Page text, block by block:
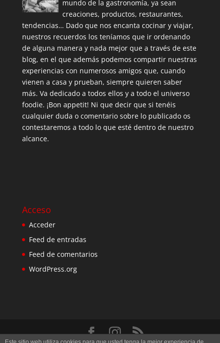
mundo de la gastronomía, ya sean
creaciones, productos, restaurantes,
tendencias… Dado que nos encanta cocinar y viajar,
nuestros recuerdos los teníamos que ir ordenando
de alguna manera y nada mejor que a través de este
blog, en el que además podemos compartir nuestras
experiencias con numerosos amigos que, cuando
vienen a casa y prueban, siempre quieren saber
más. Va dedicado a todos ellos y a todo el universo
foodie. ¡Bon appetit! Ni que decir que si tenéis
cualquier duda o comentario sobre lo publicado os
contestaremos a todo lo que esté dentro de nuestro
alcance.
Acceso
Acceder
Feed de entradas
Feed de comentarios
WordPress.org